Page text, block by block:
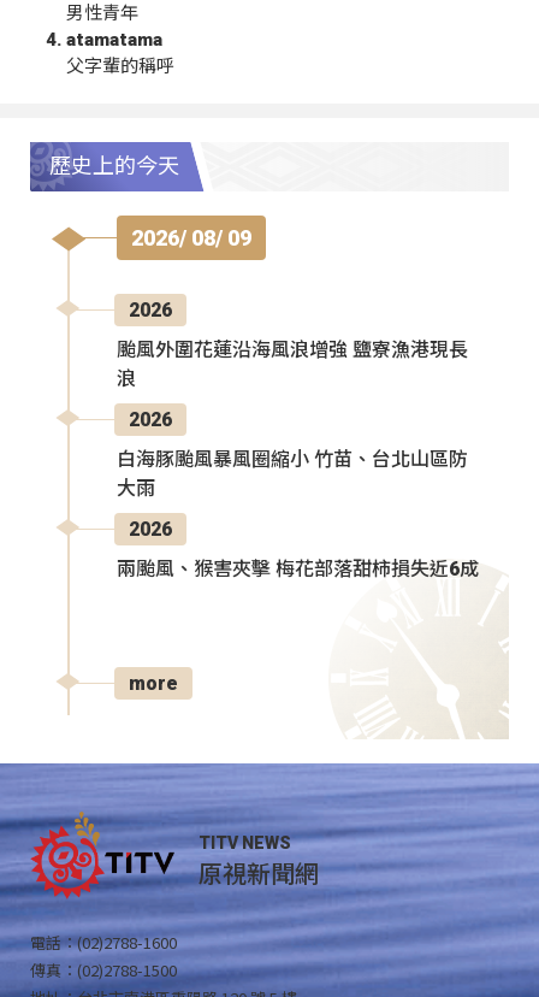
男性青年
atamatama
父字輩的稱呼
歷史上的今天
2026/ 08/ 09
2026
颱風外圍花蓮沿海風浪增強 鹽寮漁港現長
浪
2026
白海豚颱風暴風圈縮小 竹苗、台北山區防
大雨
2026
兩颱風、猴害夾擊 梅花部落甜柿損失近6成
more
TITV NEWS
原視新聞網
電話：(02)2788-1600
傳真：(02)2788-1500